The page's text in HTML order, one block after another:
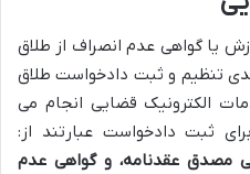
یا گواهی عدم انصراف از طلاق
تنظیم و ثبت دادخواست طلاق
الکترونیک قضایی انجام می
ثبت دادخواست عبارتند از:
مصدق عقدنامه، و گواهی عدم